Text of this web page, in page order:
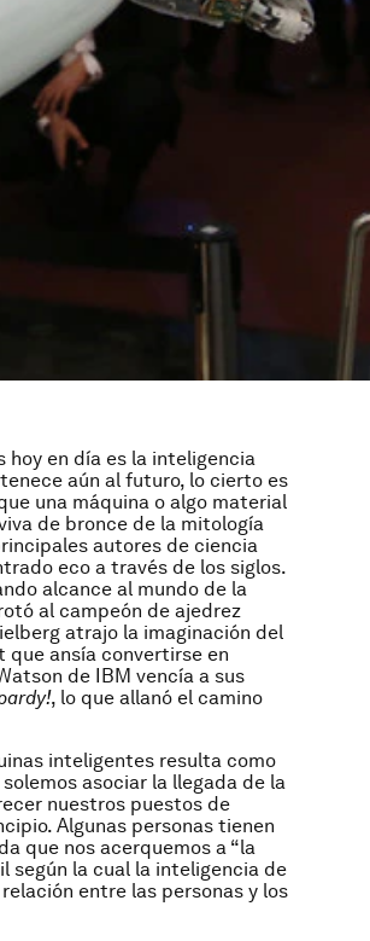
hoy en día es la inteligencia
aún al futuro, lo cierto es
una máquina o algo material
de bronce de la mitología
autores de ciencia
eco a través de los siglos.
alcance al mundo de la
al campeón de ajedrez
atrajo la imaginación del
que ansía convertirse en
de IBM vencía a sus
, lo que allanó el camino
inteligentes resulta como
asociar la llegada de la
nuestros puestos de
Algunas personas tienen
que nos acerquemos a “la
según la cual la inteligencia de
entre las personas y los